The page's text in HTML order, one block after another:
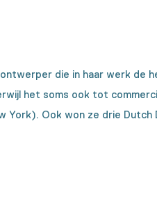
die in haar werk
het soms ook tot
York). Ook won ze drie